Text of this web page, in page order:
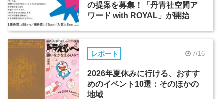
の提案を募集！「丹青社空間ア
ワード with ROYAL」が開始
レポート 7/16
2026年夏休みに行ける、おすす
めのイベント10選：そのほかの
地域